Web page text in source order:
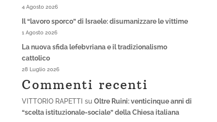
4 Agosto 2026
Il “lavoro sporco” di Israele: disumanizzare le vittime
1 Agosto 2026
La nuova sfida lefebvriana e il tradizionalismo
cattolico
28 Luglio 2026
Commenti recenti
VITTORIO RAPETTI su Oltre Ruini: venticinque anni di
“scelta istituzionale-sociale” della Chiesa italiana